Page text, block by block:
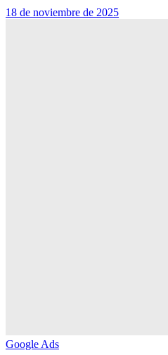
18 de noviembre de 2025
Google Ads